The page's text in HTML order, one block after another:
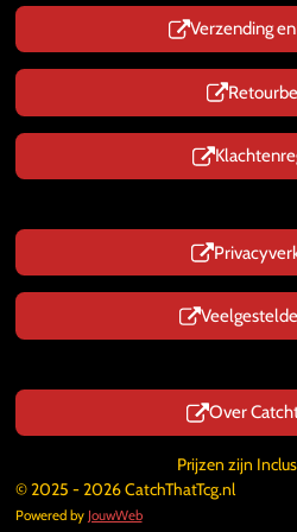
Verzending
Over
Prijzen zijn
© 2025 - 2026 CatchThatTcg.nl
Powered by JouwWeb